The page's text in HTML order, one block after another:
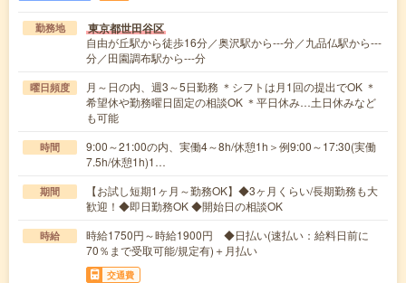
勤務地 東京都世田谷区
自由が丘駅から徒歩16分／奥沢駅から---分／九品仏駅から---
分／田園調布駅から---分
曜日頻度
月～日の内、週3～5日勤務 ＊シフトは月1回の提出でOK ＊
希望休や勤務曜日固定の相談OK ＊平日休み…土日休みなど
も可能
時間
9:00～21:00の内、実働4～8h/休憩1h＞例9:00～17:30(実働
7.5h/休憩1h)1…
期間
【お試し短期1ヶ月～勤務OK】◆3ヶ月くらい/長期勤務も大
歓迎！◆即日勤務OK ◆開始日の相談OK
時給
時給1750円～時給1900円 ◆日払い(速払い：給料日前に
70％まで受取可能/規定有)＋月払い
交通費